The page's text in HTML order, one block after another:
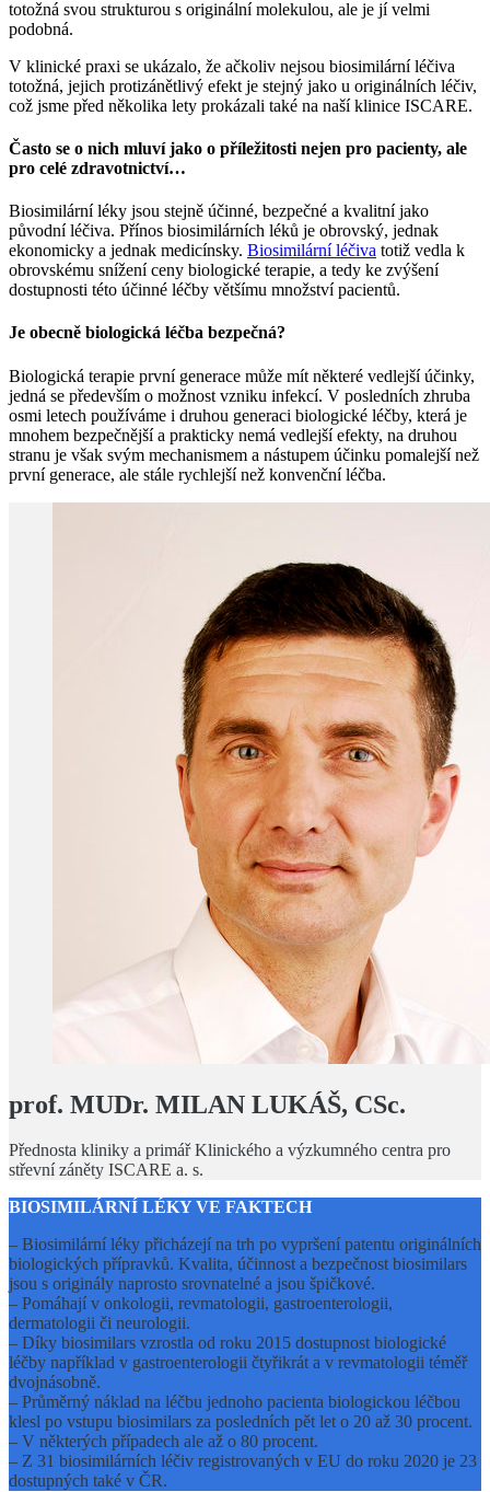
totožná svou strukturou s originální molekulou, ale je jí velmi
podobná.
V klinické praxi se ukázalo, že ačkoliv nejsou biosimilární léčiva
totožná, jejich protizánětlivý efekt je stejný jako u originálních léčiv,
což jsme před několika lety prokázali také na naší klinice ISCARE.
Často se o nich mluví jako o příležitosti nejen pro pacienty, ale
pro celé zdravotnictví…
Biosimilární léky jsou stejně účinné, bezpečné a kvalitní jako
původní léčiva. Přínos biosimilárních léků je obrovský, jednak
ekonomicky a jednak medicínsky. Biosimilární léčiva totiž vedla k
obrovskému snížení ceny biologické terapie, a tedy ke zvýšení
dostupnosti této účinné léčby většímu množství pacientů.
Je obecně biologická léčba bezpečná?
Biologická terapie první generace může mít některé vedlejší účinky,
jedná se především o možnost vzniku infekcí. V posledních zhruba
osmi letech používáme i druhou generaci biologické léčby, která je
mnohem bezpečnější a prakticky nemá vedlejší efekty, na druhou
stranu je však svým mechanismem a nástupem účinku pomalejší než
první generace, ale stále rychlejší než konvenční léčba.
prof. MUDr. MILAN LUKÁŠ, CSc.
Přednosta kliniky a primář Klinického a výzkumného centra pro
střevní záněty ISCARE a. s.
BIOSIMILÁRNÍ LÉKY VE FAKTECH
– Biosimilární léky přicházejí na trh po vypršení patentu originálních
biologických přípravků. Kvalita, účinnost a bezpečnost biosimilars
jsou s originály naprosto srovnatelné a jsou špičkové.
– Pomáhají v onkologii, revmatologii, gastroenterologii,
dermatologii či neurologii.
– Díky biosimilars vzrostla od roku 2015 dostupnost biologické
léčby například v gastroenterologii čtyřikrát a v revmatologii téměř
dvojnásobně.
– Průměrný náklad na léčbu jednoho pacienta biologickou léčbou
klesl po vstupu biosimilars za posledních pět let o 20 až 30 procent.
– V některých případech ale až o 80 procent.
– Z 31 biosimilárních léčiv registrovaných v EU do roku 2020 je 23
dostupných také v ČR.